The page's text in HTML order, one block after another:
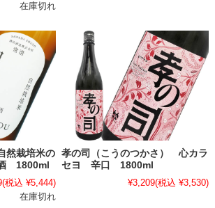
在庫切れ
然栽培米の
1800ml
(税込 ¥5,444)
在庫切れ
孝の司（こうのつかさ） 心カラ
セヨ 辛口 1800ml
¥3,209(税込 ¥3,530)